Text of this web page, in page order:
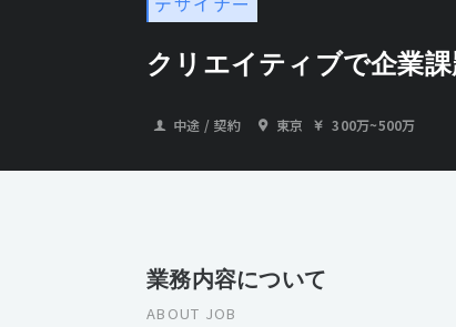
クリエイティブで企業
中途 / 契約 東京 300万~500万
業務内容について
ABOUT JOB